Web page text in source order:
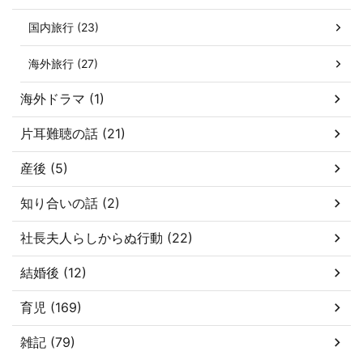
国内旅行 (23)
海外旅行 (27)
海外ドラマ (1)
片耳難聴の話 (21)
産後 (5)
知り合いの話 (2)
社長夫人らしからぬ行動 (22)
結婚後 (12)
育児 (169)
雑記 (79)